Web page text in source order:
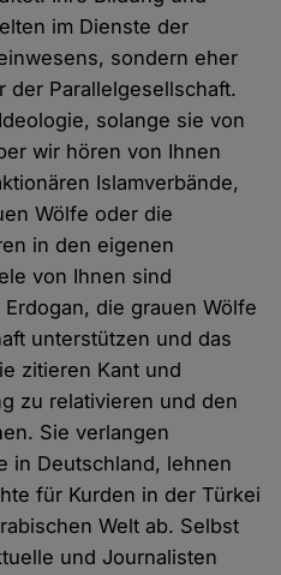
im Dienste der
sondern eher
der Parallelgesellschaft.
solange sie von
wir hören von Ihnen
Islamverbände,
Wölfe oder die
in den eigenen
von Ihnen sind
die grauen Wölfe
unterstützen und das
zitieren Kant und
zu relativieren und den
Sie verlangen
in Deutschland, lehnen
für Kurden in der Türkei
Welt ab. Selbst
und Journalisten